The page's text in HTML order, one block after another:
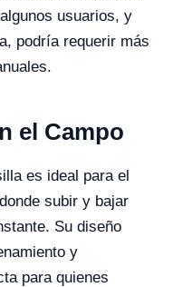
usuarios, y
podría requerir más
el Campo
es ideal para el
subir y bajar
Su diseño
y
para quienes